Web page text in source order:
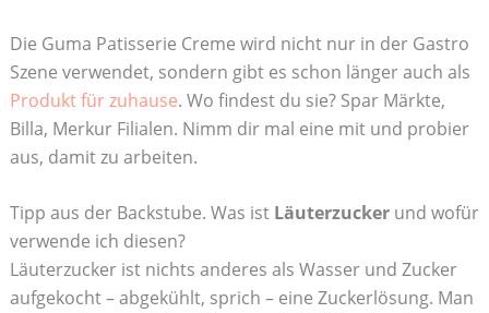
Die Guma Patisserie Creme wird nicht nur in der Gastro
Szene verwendet, sondern gibt es schon länger auch als
Produkt für zuhause. Wo findest du sie? Spar Märkte,
Billa, Merkur Filialen. Nimm dir mal eine mit und probier
aus, damit zu arbeiten.
Tipp aus der Backstube. Was ist Läuterzuckerund wofür
verwende ich diesen?
Läuterzucker ist nichts anderes als Wasser und Zucker
aufgekocht – abgekühlt, sprich – eine Zuckerlösung. Man